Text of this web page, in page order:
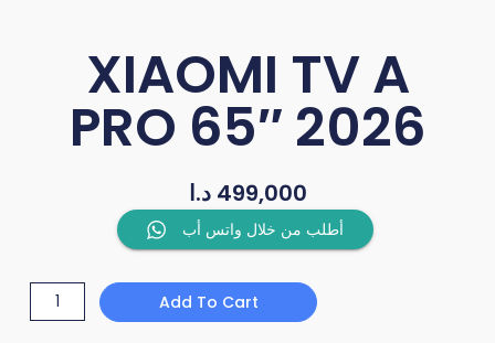
XIAOMI TV A
PRO 65″ 2026
499,000 د.ا
أطلب من خلال واتس أب
A
PRO
Add To Cart